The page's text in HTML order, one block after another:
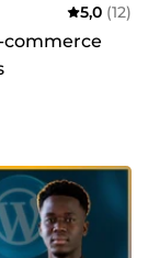
5,0 (12)
commerce